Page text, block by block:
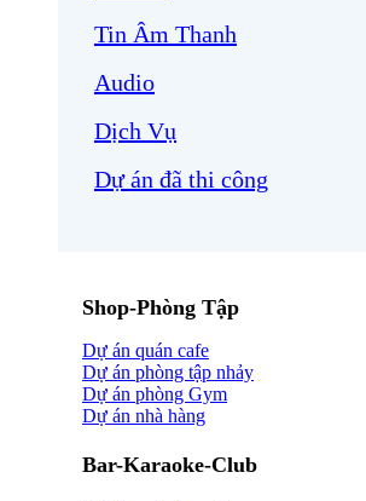
Tin Âm Thanh
Audio
Dịch Vụ
Dự án đã thi công
Shop-Phòng Tập
Dự án quán cafe
Dự án phòng tập nhảy
Dự án phòng Gym
Dự án nhà hàng
Bar-Karaoke-Club